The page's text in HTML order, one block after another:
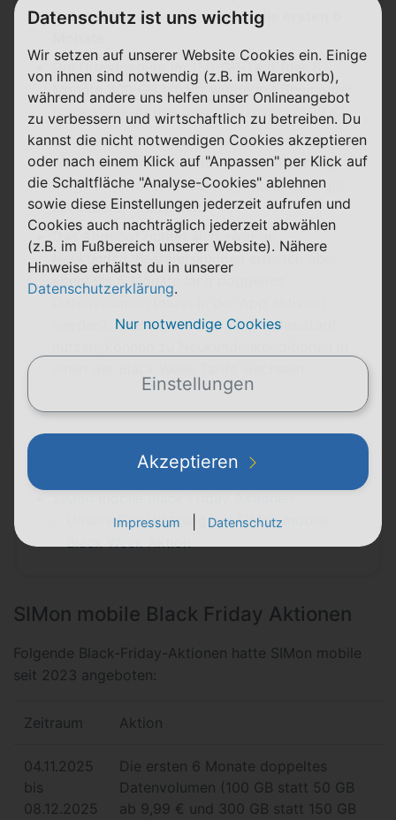
Datenvolumen− abernur für die ersten 6
Die Grundgebühr im 150-GB-Tarif (der 6
Monate 300 GB erhält) wurde mit Beginn der
Black-Week-Aktion gesenkt (zuvor: 21,99 €)
Den besten Preis gibt's bei SIMon mobile nur,
wenn die Rufnummer aus einem Altvertrag
mitgenommen wird. Je nach Altanbieter gilt
ein anderer Preispunkt.
Das Angebot richtet sich zwar an
Neukunden. Bestandskunden erhalten aber
ebenfalls 6 Monate lang doppeltes
Datenvolumen (muss in der App aktiviert
werden). Kunden, die den 20-GB-Basistarif
SIMon mobile Black Friday Deal 2025
Unsere Einschätzung zur SIMon mobile
Black Week Aktion
SIMon mobile Black Friday Aktionen
Folgende Black-Friday-Aktionen hatte SIMon mobile
seit 2023 angeboten:
Zeitraum Aktion
04.11.2025
bis
08.12.2025
Die ersten 6 Monate doppeltes
Datenvolumen (100 GB statt 50 GB
ab 9,99 € und 300 GB statt 150 GB
Datenschutz ist uns wichtig
Wir setzen auf unserer Website Cookies ein. Einige
von ihnen sind notwendig (z.B. im Warenkorb),
während andere uns helfen unser Onlineangebot
zu verbessern und wirtschaftlich zu betreiben. Du
kannst die nicht notwendigen Cookies akzeptieren
oder nach einem Klick auf "Anpassen" per Klick auf
die Schaltfläche "Analyse-Cookies" ablehnen
sowie diese Einstellungen jederzeit aufrufen und
Cookies auch nachträglich jederzeit abwählen
(z.B. im Fußbereich unserer Website). Nähere
Hinweise erhältst du in unserer
Datenschutzerklärung.
Nur notwendige Cookies
Einstellungen
Akzeptieren
Impressum Datenschutz